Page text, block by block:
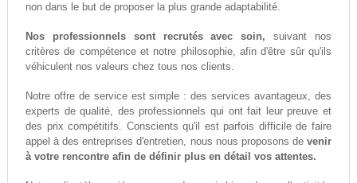
non dans le but de proposer la plus grande adaptabilité.
Nos professionnels sont recrutés avec soin, suivant nos
critères de compétence et notre philosophie, afin d'être sûr qu'ils
véhiculent nos valeurs chez tous nos clients.
Notre offre de service est simple : des services avantageux, des
experts de qualité, des professionnels qui ont fait leur preuve et
des prix compétitifs. Conscients qu'il est parfois difficile de faire
appel à des entreprises d'entretien, nous nous proposons devenir
à votre rencontre afin de définir plus en détail vos attentes.